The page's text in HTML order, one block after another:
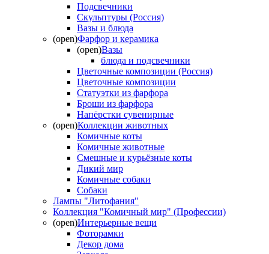
Подсвечники
Скульптуры (Россия)
Вазы и блюда
(open)Фарфор и керамика
(open)Вазы
блюда и подсвечники
Цветочные композиции (Россия)
Цветочные композиции
Статуэтки из фарфора
Броши из фарфора
Напёрстки сувенирные
(open)Коллекции животных
Комичные коты
Комичные животные
Смешные и курьёзные коты
Дикий мир
Комичные собаки
Собаки
Лампы "Литофания"
Коллекция "Комичный мир" (Профессии)
(open)Интерьерные вещи
Фоторамки
Декор дома